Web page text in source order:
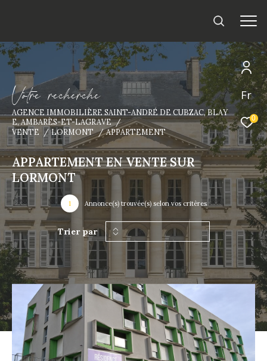
Fr
0
Votre recherche
AGENCE IMMOBILIÈRE SAINT-ANDRÉ DE CUBZAC, BLAY
E, AMBARÈS-ET-LAGRAVE
VENTE
LORMONT APPARTEMENT
APPARTEMENT EN VENTE SUR
LORMONT
1 Annonce(s) trouvée(s) selon vos critères
Trier par